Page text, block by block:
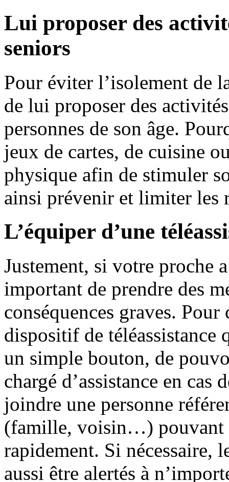
Lui proposer des
seniors
Pour éviter l’isolement de
de lui proposer des
personnes de son âge.
jeux de cartes, de cuisine
physique afin de stimuler
ainsi prévenir et limiter les
L’équiper d’une
Justement, si votre proche
important de prendre des
conséquences graves.
dispositif de téléassistance
un simple bouton, de
chargé d’assistance en
joindre une personne
(famille, voisin…) pouvant
rapidement. Si nécessaire,
aussi être alertés à